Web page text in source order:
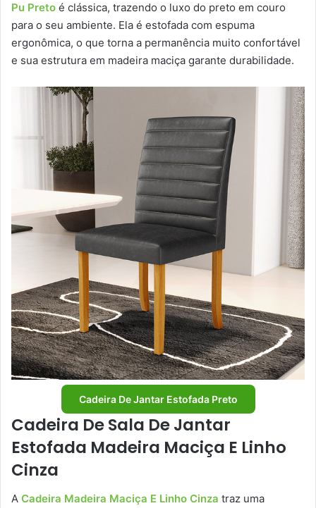
Pu Preto é clássica, trazendo o luxo do preto em couro
para o seu ambiente. Ela é estofada com espuma
ergonômica, o que torna a permanência muito confortável
e sua estrutura em madeira maciça garante durabilidade.
Cadeira De Jantar Estofada Preto
Cadeira De Sala De Jantar
Estofada Madeira Maciça E Linho
Cinza
A Cadeira Madeira Maciça E Linho Cinza traz uma